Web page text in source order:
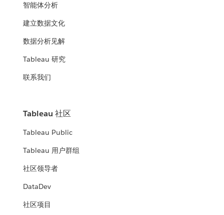
智能体分析
建立数据文化
数据分析见解
Tableau 研究
联系我们
Tableau 社区
Tableau Public
Tableau 用户群组
社区领导者
DataDev
社区项目